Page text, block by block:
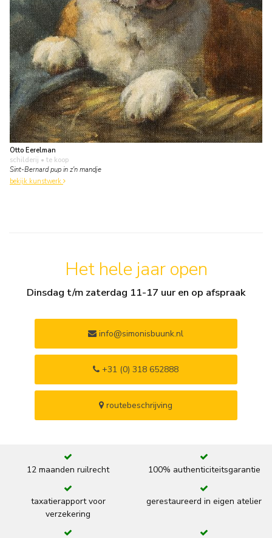
Otto Eerelman
schilderij • te koop
Sint-Bernard pup in z'n mandje
bekijk kunstwerk
Het hele jaar open
Dinsdag t/m zaterdag 11-17 uur en op afspraak
info@simonisbuunk.nl
+31 (0) 318 652888
routebeschrijving
12 maanden ruilrecht 100% authenticiteitsgarantie
taxatierapport voor
verzekering
gerestaureerd in eigen atelier